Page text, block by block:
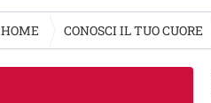
HOME CONOSCI IL TUO CUORE